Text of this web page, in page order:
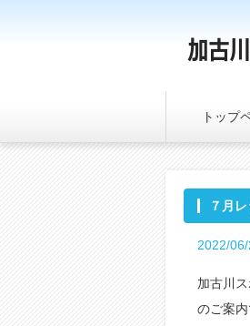
トップ
７月
2022/
加古川
のご案